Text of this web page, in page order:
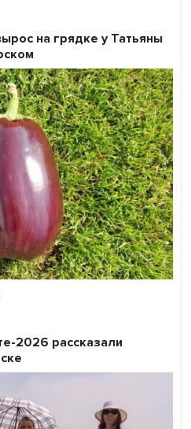
на грядке у Татьяны
2026 рассказали